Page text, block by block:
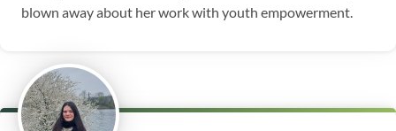
blown away about her work with youth empowerment.